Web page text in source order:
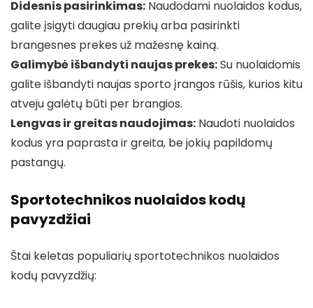
Didesnis pasirinkimas: Naudodami nuolaidos kodus,
galite įsigyti daugiau prekių arba pasirinkti
brangesnes prekes už mažesnę kainą.
Galimybė išbandyti naujas prekes:Su nuolaidomis
galite išbandyti naujas sporto įrangos rūšis, kurios kitu
atveju galėtų būti per brangios.
Lengvas ir greitas naudojimas: Naudoti nuolaidos
kodus yra paprasta ir greita, be jokių papildomų
pastangų.
Sportotechnikos nuolaidos kodų
pavyzdžiai
Štai keletas populiarių sportotechnikos nuolaidos
kodų pavyzdžių: